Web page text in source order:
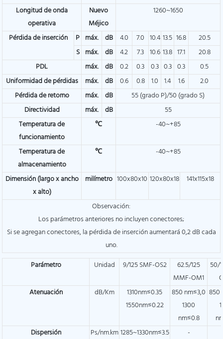
Longitud de onda
operativa
Nuevo
Méjico
1260~1650
Pérdida de inserción P máx. dB 4.0 7.0 10.4 13.5 16.8
20.5
S máx. dB 4.2 7.3 10.6 13.8 17.1
20.8
PDL
máx. dB 0.2 0.3 0.3 0.3 0.3
0.5
Uniformidad de pérdidas
máx. dB 0.6 0.8 1.0 1.4 1.6
2.0
Pérdida de retorno
máx. dB
55 (grado P)/50 (grado S)
Directividad
máx. dB
55
Temperatura de
funcionamiento
℃ -40~+85
Temperatura de
almacenamiento
℃ -40~+85
Dimensión (largo x ancho
x alto)
milímetro 100x80x10 120x80x18 141x115x18
Observación:
Los parámetros anteriores no incluyen conectores;
Si se agregan conectores, la pérdida de inserción aumentará 0,2 dB cada
uno.
Parámetro
Unidad 9/125 SMF-OS2
62.5/125
MMF-OM1
50/
Atenuación
dB/Km
1310nm≤0.35
1550nm≤0.22
850 nm≤3,0
1300
nm≤0.8
850
Dispersión
Ps/nm.km1285~1330nm≤3.5
-